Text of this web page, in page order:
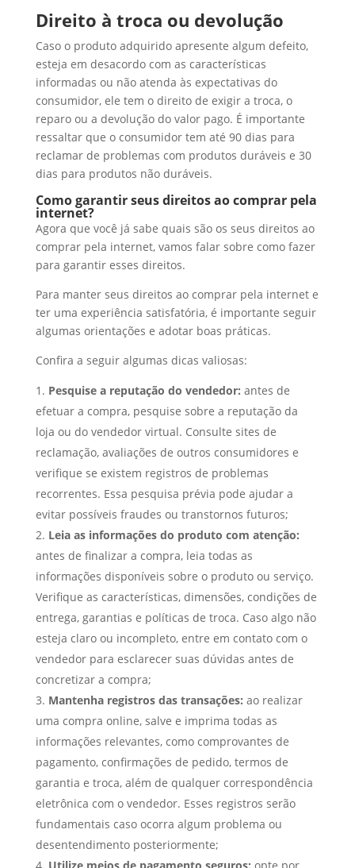
Direito à troca ou devolução
Caso o produto adquirido apresente algum defeito,
esteja em desacordo com as características
informadas ou não atenda às expectativas do
consumidor, ele tem o direito de exigir a troca, o
reparo ou a devolução do valor pago. É importante
ressaltar que o consumidor tem até 90 dias para
reclamar de problemas com produtos duráveis e 30
dias para produtos não duráveis.
Como garantir seus direitos ao comprar pela
internet?
Agora que você já sabe quais são os seus direitos ao
comprar pela internet, vamos falar sobre como fazer
para garantir esses direitos.
Para manter seus direitos ao comprar pela internet e
ter uma experiência satisfatória, é importante seguir
algumas orientações e adotar boas práticas.
Confira a seguir algumas dicas valiosas:
Pesquise a reputação do vendedor: antes de
efetuar a compra, pesquise sobre a reputação da
loja ou do vendedor virtual. Consulte sites de
reclamação, avaliações de outros consumidores e
verifique se existem registros de problemas
recorrentes. Essa pesquisa prévia pode ajudar a
evitar possíveis fraudes ou transtornos futuros;
Leia as informações do produto com atenção:
antes de finalizar a compra, leia todas as
informações disponíveis sobre o produto ou serviço.
Verifique as características, dimensões, condições de
entrega, garantias e políticas de troca. Caso algo não
esteja claro ou incompleto, entre em contato com o
vendedor para esclarecer suas dúvidas antes de
concretizar a compra;
Mantenha registros das transações: ao realizar
uma compra online, salve e imprima todas as
informações relevantes, como comprovantes de
pagamento, confirmações de pedido, termos de
garantia e troca, além de qualquer correspondência
eletrônica com o vendedor. Esses registros serão
fundamentais caso ocorra algum problema ou
desentendimento posteriormente;